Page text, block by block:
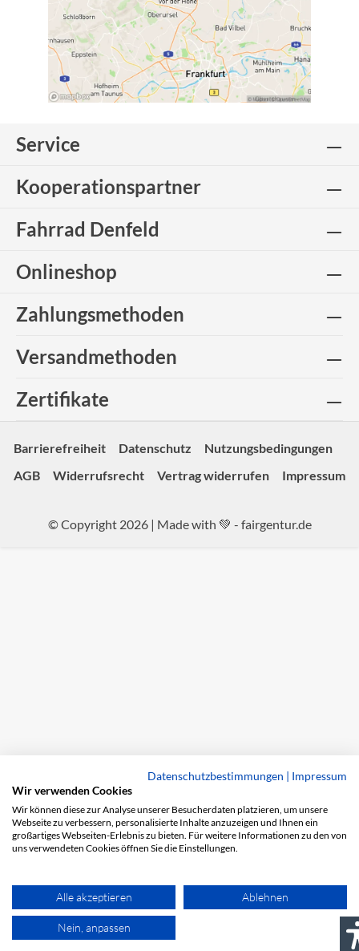
Service
Kooperationspartner
Fahrrad Denfeld
Onlineshop
Zahlungsmethoden
Versandmethoden
Zertifikate
Barrierefreiheit Datenschutz
Nutzungsbedingungen
AGB
Widerrufsrecht Vertrag widerrufen Impressum
© Copyright 2026 | Made with 💚 - fairgentur.de
Datenschutzbestimmungen | Impressum
Wir verwenden Cookies
Wir können diese zur Analyse unserer Besucherdaten platzieren, um unsere
Webseite zu verbessern, personalisierte Inhalte anzuzeigen und Ihnen ein
großartiges Webseiten-Erlebnis zu bieten. Für weitere Informationen zu den von
uns verwendeten Cookies öffnen Sie die Einstellungen.
Alle akzeptieren Ablehnen
Nein, anpassen